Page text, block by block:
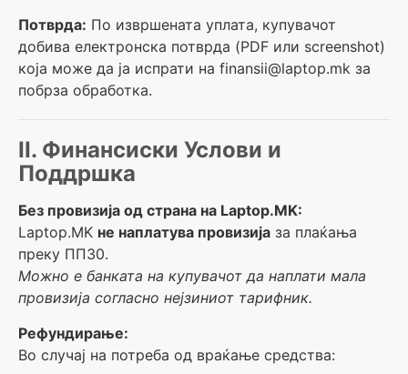
Потврда: По извршената уплата, купувачот
добива електронска потврда (PDF или screenshot)
која може да ја испрати на finansii@laptop.mk за
побрза обработка.
II. Финансиски Услови и
Поддршка
Без провизија од страна на Laptop.MK:
Laptop.MK не наплатува провизија за плаќања
преку ПП30.
Можно е банката на купувачот да наплати мала
провизија согласно нејзиниот тарифник.
Рефундирање:
Во случај на потреба од враќање средства: